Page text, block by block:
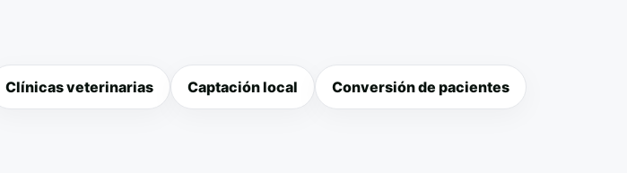
Clínicas veterinarias Captación local Conversión de pacientes